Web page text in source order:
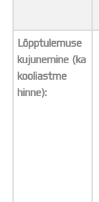
Lõpptulemuse
kujunemine (ka
kooliastme
hinne):